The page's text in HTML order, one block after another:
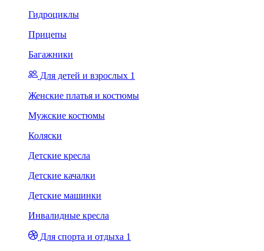
Гидроциклы
Прицепы
Багажники
Для детей и взрослых 1
Женские платья и костюмы
Мужские костюмы
Коляски
Детские кресла
Детские качалки
Детские машинки
Инвалидные кресла
Для спорта и отдыха 1